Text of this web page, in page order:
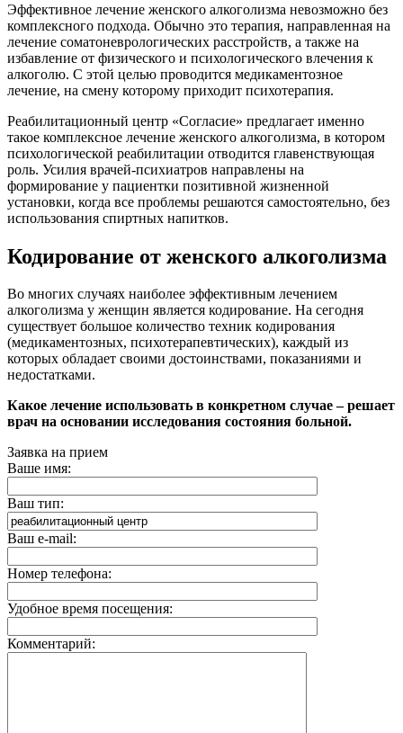
Эффективное лечение женского алкоголизма невозможно без
комплексного подхода. Обычно это терапия, направленная на
лечение соматоневрологических расстройств, а также на
избавление от физического и психологического влечения к
алкоголю. С этой целью проводится медикаментозное
лечение, на смену которому приходит психотерапия.
Реабилитационный центр «Согласие» предлагает именно
такое комплексное лечение женского алкоголизма, в котором
психологической реабилитации отводится главенствующая
роль. Усилия врачей-психиатров направлены на
формирование у пациентки позитивной жизненной
установки, когда все проблемы решаются самостоятельно, без
использования спиртных напитков.
Кодирование от женского алкоголизма
Во многих случаях наиболее эффективным лечением
алкоголизма у женщин является кодирование. На сегодня
существует большое количество техник кодирования
(медикаментозных, психотерапевтических), каждый из
которых обладает своими достоинствами, показаниями и
недостатками.
Какое лечение использовать в конкретном случае – решает
врач на основании исследования состояния больной.
Заявка на прием
Ваше имя:
Ваш тип:
Ваш e-mail:
Номер телефона:
Удобное время посещения:
Комментарий: